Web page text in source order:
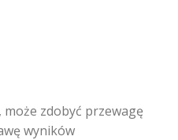
zdobyć przewagę
wyników